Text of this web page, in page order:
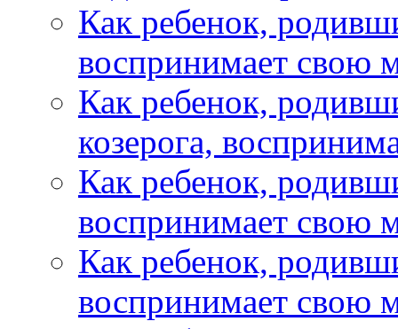
Как ребенок,
воспринимает свою
Как ребенок,
козерога,
Как ребенок,
воспринимает свою
Как ребенок,
воспринимает свою